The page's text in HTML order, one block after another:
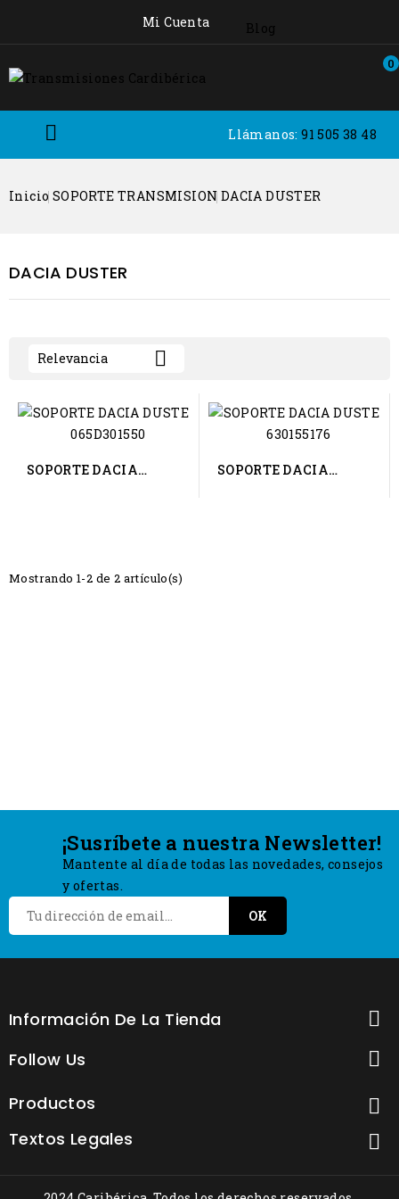
Mi Cuenta Blog
0
 Llámanos:91 505 38 48
Inicio SOPORTE TRANSMISION DACIA DUSTER
DACIA DUSTER
Relevancia 
SOPORTE DACIA
SOPORTE DACIA
Mostrando 1-2 de 2 artículo(s)
¡Susríbete a nuestra Newsletter!
Mantente al día de todas las novedades, consejos
y ofertas.
Información De La Tienda 
Follow Us 
Productos 
Textos Legales 